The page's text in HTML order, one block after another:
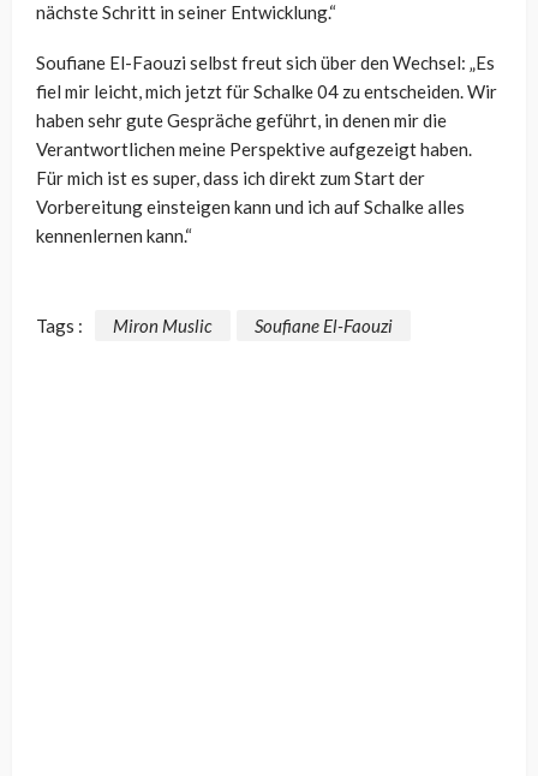
nächste Schritt in seiner Entwicklung.“
Soufiane El-Faouzi selbst freut sich über den Wechsel: „Es
fiel mir leicht, mich jetzt für Schalke 04 zu entscheiden. Wir
haben sehr gute Gespräche geführt, in denen mir die
Verantwortlichen meine Perspektive aufgezeigt haben.
Für mich ist es super, dass ich direkt zum Start der
Vorbereitung einsteigen kann und ich auf Schalke alles
kennenlernen kann.“
Tags : Miron Muslic Soufiane El-Faouzi